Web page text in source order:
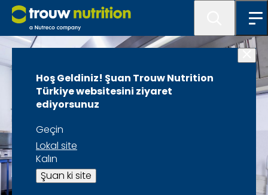
Hoş Geldiniz! Şuan Trouw Nutrition
Türkiye websitesini ziyaret
ediyorsunuz
Geçin
Lokal site
Kalın
Şuan ki site